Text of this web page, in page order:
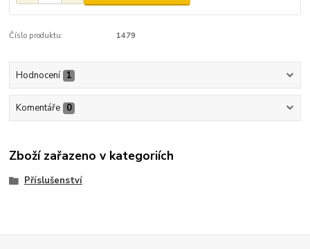
Číslo produktu: 1479
Hodnocení 1
Komentáře 0
Zboží zařazeno v kategoriích
Příslušenství